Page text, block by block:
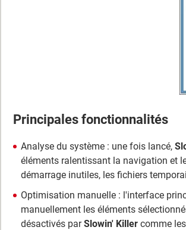
Principales fonctionnalités
Analyse du système : une fois lancé,
éléments ralentissant la navigation et
démarrage inutiles, les fichiers
Optimisation manuelle : l'interface
manuellement les éléments
désactivés parSlowin' Killer comme